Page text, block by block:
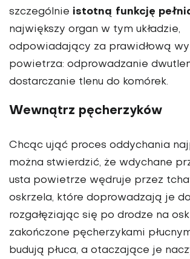
szczególnie istotną funkcję
największy organ w tym układzie,
odpowiadający za prawidłową
powietrza: odprowadzanie
dostarczanie tlenu do komórek.
Wewnątrz pęcherzyków
Chcąc ująć proces oddychania
można stwierdzić, że wdychane
usta powietrze wędruje przez
oskrzela, które doprowadzają je do
rozgałęziając się po drodze na
zakończone pęcherzykami
budują płuca, a otaczające je